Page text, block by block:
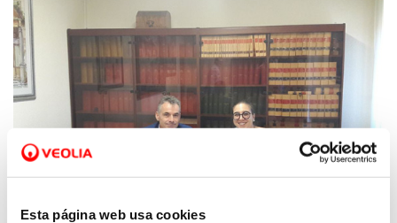
Esta página web usa cookies